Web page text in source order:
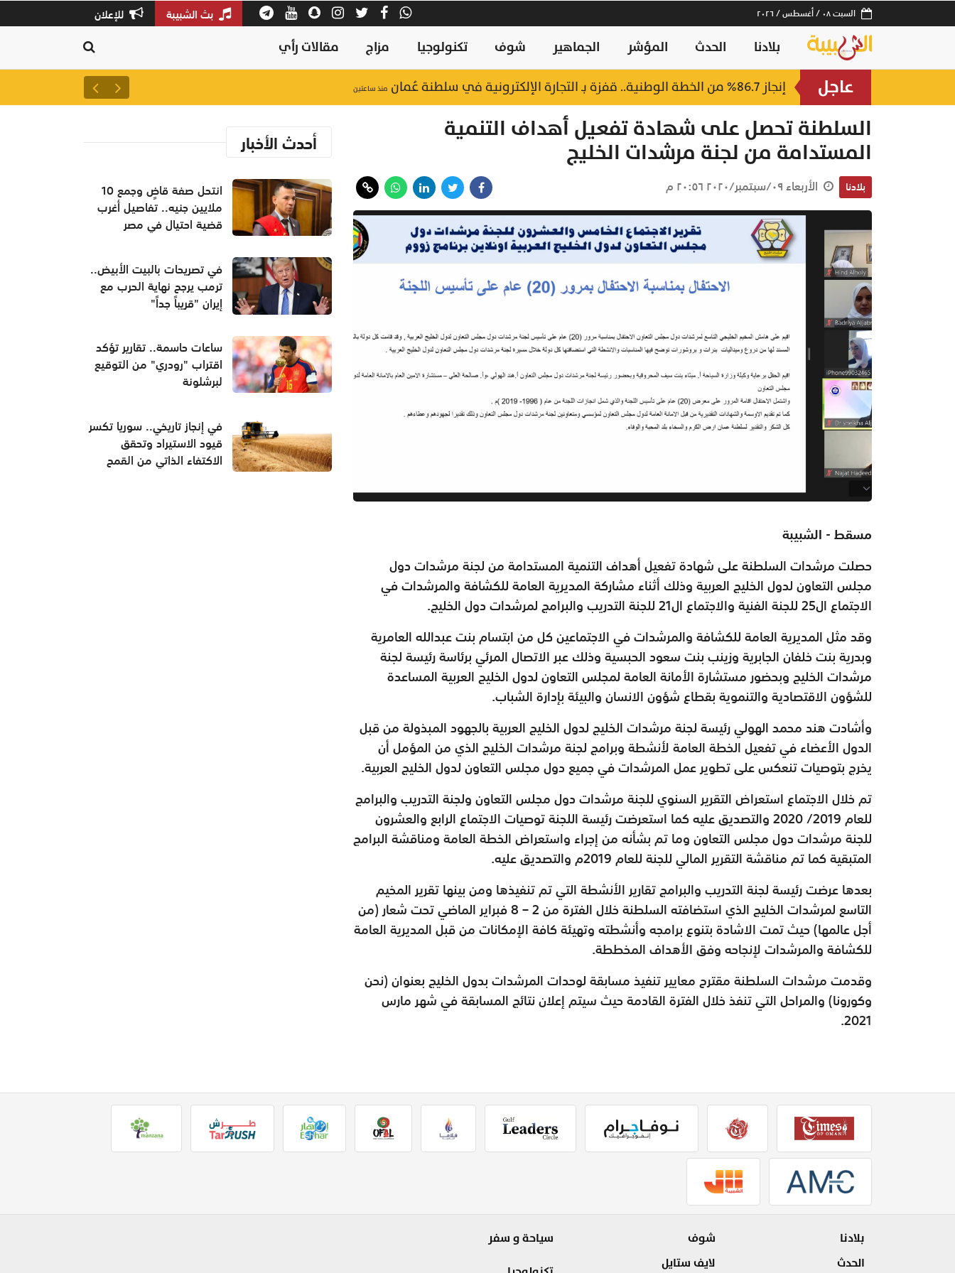
السبت ٠٨ / أغسطس / ٢٠٢٦ بث الشبيبة للإعلان
بلادنا الحدث المؤشر الجماهير شوف تكنولوجيا مزاج مقالات رأي
عاجل إنجاز 86.7% من الخطة الوطنية.. قفزة بـ التجارة الإلكترونية في سلطنة عُمان منذ ساعتين بمشاركة 100 عارض.. انطلاق ملتقى ومعرض الأمن الغذائي 2026 بصلالة بعد غدٍ
السلطنة تحصل على شهادة تفعيل أهداف التنمية
المستدامة من لجنة مرشدات الخليج
بلادنا الأربعاء ٠٩/سبتمبر/٢٠٢٠ ٢٠:٥٦ م
مسقط - الشبيبة
حصلت مرشدات السلطنة على شهادة تفعيل أهداف التنمية المستدامة من لجنة مرشدات دول
مجلس التعاون لدول الخليج العربية وذلك أثناء مشاركة المديرية العامة للكشافة والمرشدات في
الاجتماع ال25 للجنة الفنية والاجتماع ال21 للجنة التدريب والبرامج لمرشدات دول الخليج.
وقد مثل المديرية العامة للكشافة والمرشدات في الاجتماعين كل من ابتسام بنت عبدالله العامرية
وبدرية بنت خلفان الجابرية وزينب بنت سعود الحبسية وذلك عبر الاتصال المرئي برئاسة رئيسة لجنة
مرشدات الخليج وبحضور مستشارة الأمانة العامة لمجلس التعاون لدول الخليج العربية المساعدة
للشؤون الاقتصادية والتنموية بقطاع شؤون الانسان والبيئة بإدارة الشباب.
وأشادت هند محمد الهولي رئيسة لجنة مرشدات الخليج لدول الخليج العربية بالجهود المبذولة من قبل
الدول الأعضاء في تفعيل الخطة العامة لأنشطة وبرامج لجنة مرشدات الخليج الذي من المؤمل أن
يخرج بتوصيات تنعكس على تطوير عمل المرشدات في جميع دول مجلس التعاون لدول الخليج العربية.
تم خلال الاجتماع استعراض التقرير السنوي للجنة مرشدات دول مجلس التعاون ولجنة التدريب والبرامج
للعام 2019/ 2020 والتصديق عليه كما استعرضت رئيسة اللجنة توصيات الاجتماع الرابع والعشرون
للجنة مرشدات دول مجلس التعاون وما تم بشأنه من إجراء واستعراض الخطة العامة ومناقشة البرامج
المتبقية كما تم مناقشة التقرير المالي للجنة للعام 2019م والتصديق عليه.
بعدها عرضت رئيسة لجنة التدريب والبرامج تقارير الأنشطة التي تم تنفيذها ومن بينها تقرير المخيم
التاسع لمرشدات الخليج الذي استضافته السلطنة خلال الفترة من 2 – 8 فبراير الماضي تحت شعار (من
أجل عالمها) حيث تمت الاشادة بتنوع برامجه وأنشطته وتهيئة كافة الإمكانات من قبل المديرية العامة
للكشافة والمرشدات لإنجاحه وفق الأهداف المخططة.
وقدمت مرشدات السلطنة مقترح معايير تنفيذ مسابقة لوحدات المرشدات بدول الخليج بعنوان (نحن
وكورونا) والمراحل التي تنفذ خلال الفترة القادمة حيث سيتم إعلان نتائج المسابقة في شهر مارس
2021.
أحدث الأخبار
انتحل صفة قاضٍ وجمع 10
ملايين جنيه.. تفاصيل أغرب
قضية احتيال في مصر
في تصريحات بالبيت الأبيض..
ترمب يرجح نهاية الحرب مع
إيران "قريباً جداً"
ساعات حاسمة.. تقارير تؤكد
اقتراب "رودري" من التوقيع
لبرشلونة
في إنجاز تاريخي.. سوريا تكسر
قيود الاستيراد وتحقق
الاكتفاء الذاتي من القمح
بلادنا
الحدث
شوف
لايف ستايل
سياحة و سفر